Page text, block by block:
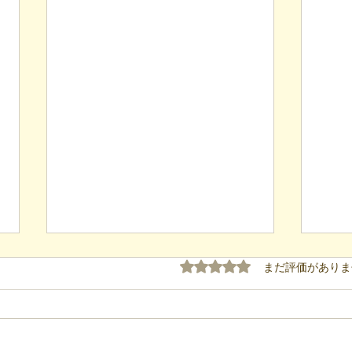
5つ星のうち0と評価されて
まだ評価があり